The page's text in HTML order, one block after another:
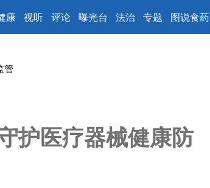
康 视听 评论 曝光台 法治 专题 图说食药
管
护医疗器械健康防